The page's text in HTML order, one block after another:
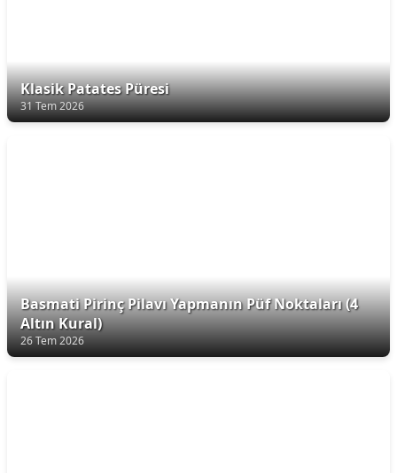
Klasik Patates Püresi
31 Tem 2026
Basmati Pirinç Pilavı Yapmanın Püf Noktaları (4
Altın Kural)
26 Tem 2026